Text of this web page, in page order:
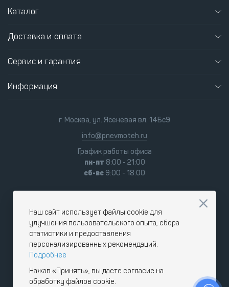
Каталог
Доставка и оплата
Сервис и гарантия
Информация
г. Москва, ул. Ясеневая вл. 14Бс9
info@pnevmoteh.ru
График работы офиса
пн-пт 8:00 - 21:00
сб-вс 9:00 - 18:00
Наш сайт использует файлы cookie для
улучшения пользовательского опыта, сбора
статистики и предоставления
персонализированных рекомендаций.
Подробнее
Нажав «Принять», вы даете согласие на
обработку файлов cookie.